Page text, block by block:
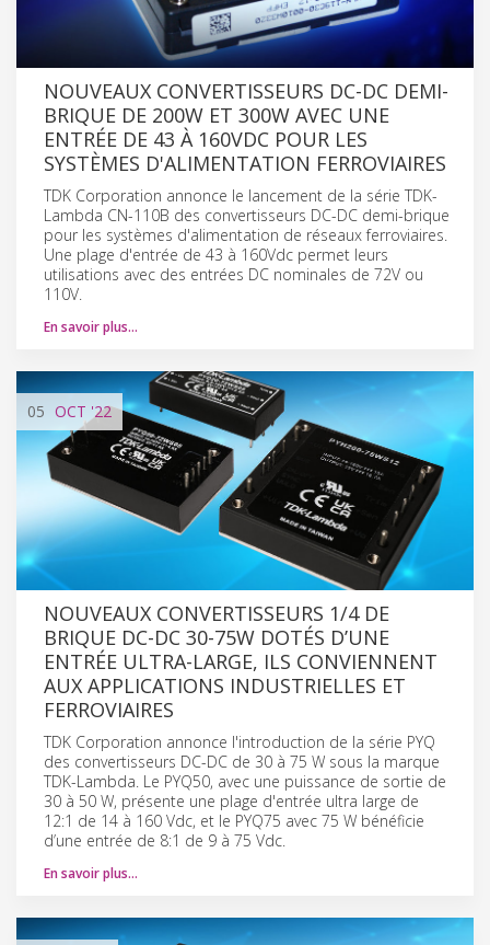
NOUVEAUX CONVERTISSEURS DC-DC DEMI-
BRIQUE DE 200W ET 300W AVEC UNE
ENTRÉE DE 43 À 160VDC POUR LES
SYSTÈMES D'ALIMENTATION FERROVIAIRES
TDK Corporation annonce le lancement de la série TDK-
Lambda CN-110B des convertisseurs DC-DC demi-brique
pour les systèmes d'alimentation de réseaux ferroviaires.
Une plage d'entrée de 43 à 160Vdc permet leurs
utilisations avec des entrées DC nominales de 72V ou
110V.
En savoir plus…
05 OCT '22
NOUVEAUX CONVERTISSEURS 1/4 DE
BRIQUE DC-DC 30-75W DOTÉS D’UNE
ENTRÉE ULTRA-LARGE, ILS CONVIENNENT
AUX APPLICATIONS INDUSTRIELLES ET
FERROVIAIRES
TDK Corporation annonce l'introduction de la série PYQ
des convertisseurs DC-DC de 30 à 75 W sous la marque
TDK-Lambda. Le PYQ50, avec une puissance de sortie de
30 à 50 W, présente une plage d'entrée ultra large de
12:1 de 14 à 160 Vdc, et le PYQ75 avec 75 W bénéficie
d’une entrée de 8:1 de 9 à 75 Vdc.
En savoir plus…